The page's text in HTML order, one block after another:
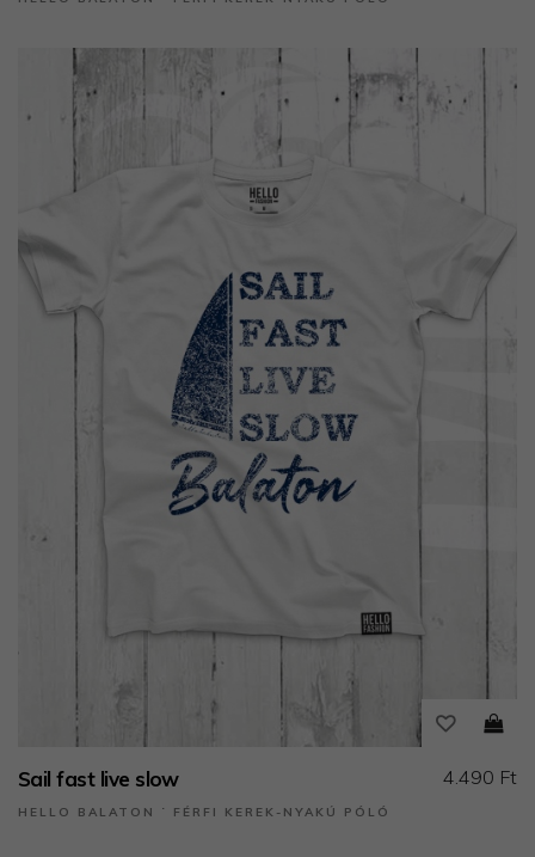
Sail fast live slow
HELLO BALATON ˙ FÉRFI KEREK-NYAKÚ PÓLÓ
4.490 Ft